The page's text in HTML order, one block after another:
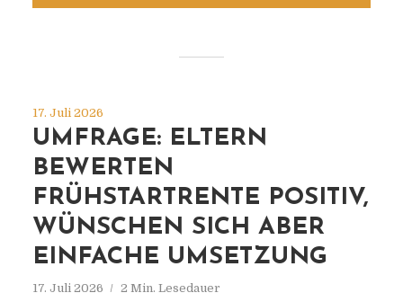
17. Juli 2026
UMFRAGE: ELTERN
BEWERTEN
FRÜHSTARTRENTE POSITIV,
WÜNSCHEN SICH ABER
EINFACHE UMSETZUNG
17. Juli 2026 2 Min. Lesedauer